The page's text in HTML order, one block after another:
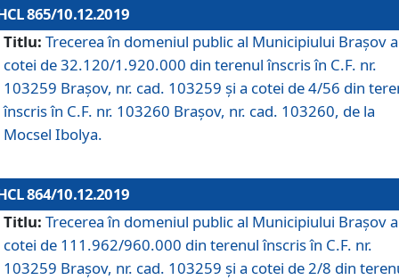
865/10.12.2019
Titlu: Trecerea în domeniul public al Municipiului Braşov a
cotei de 32.120/1.920.000 din terenul înscris în C.F. nr.
103259 Brașov, nr. cad. 103259 și a cotei de 4/56 din
înscris în C.F. nr. 103260 Brașov, nr. cad. 103260, de la
Mocsel Ibolya.
864/10.12.2019
Titlu: Trecerea în domeniul public al Municipiului Braşov a
cotei de 111.962/960.000 din terenul înscris în C.F. nr.
103259 Brașov, nr. cad. 103259 și a cotei de 2/8 din